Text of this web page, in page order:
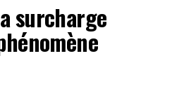
surcharge